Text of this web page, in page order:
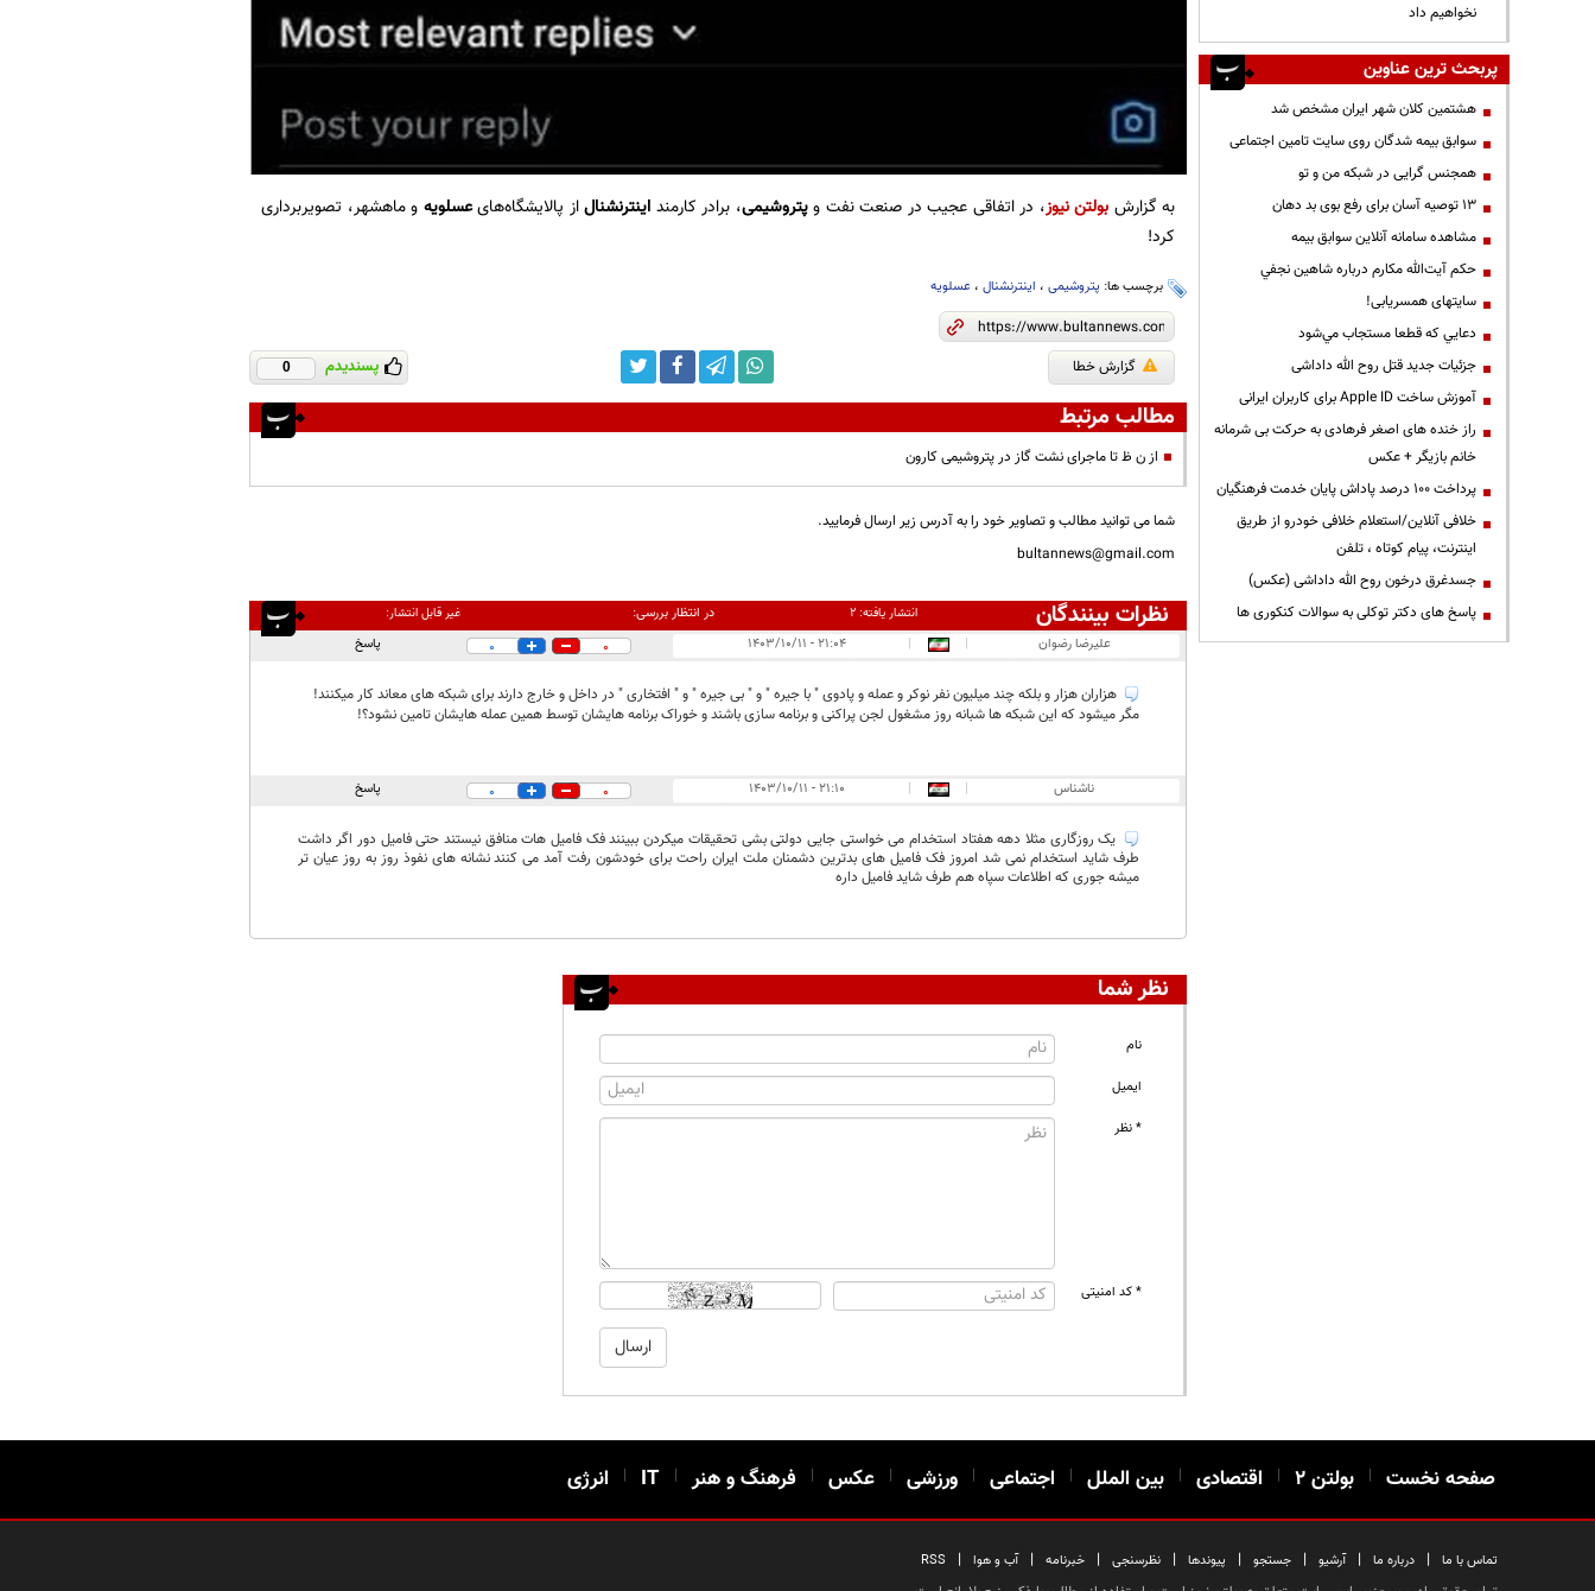
به گزارش بولتن نیوز، در اتفاقی عجیب در صنعت نفت وپتروشیمی، برادر کارمند اینترنشنالاز پالایشگاه‌هایعسلویه و ماهشهر، تصویربرداری
کرد!
برچسب ها: پتروشیمی، اینترنشنال، عسلویه
گزارش خطا پسندیدم 0
مطالب مرتبط
از ن ظ تا ماجرای نشت گاز در پتروشیمی کارون
شما می توانید مطالب و تصاویر خود را به آدرس زیر ارسال فرمایید.
bultannews@gmail.com
نظرات بینندگان انتشار یافته:۲ در انتظار بررسی: غیر قابل انتشار:
عليرضا رضوان |
| ۲۱:۰۴ - ۱۴۰۳/۱۰/۱۱ 0
0 پاسخ
هزاران هزار و بلکه چند میلیون نفر نوکر و عمله و پادوی " با جیره " و " بی جیره " و " افتخاری " در داخل و خارج دارند برای شبکه های معاند کار میکنند!
مگر میشود که این شبکه ها شبانه روز مشغول لجن پراکنی و برنامه سازی باشند و خوراک برنامه هایشان توسط همین عمله هایشان تامین نشود؟!
ناشناس |
| ۲۱:۱۰ - ۱۴۰۳/۱۰/۱۱ 0
0 پاسخ
یک روزگاری مثلا دهه هفتاد استخدام می خواستی جایی دولتی بشی تحقیقات میکردن ببینند فک فامیل هات منافق نیستند حتی فامیل دور اگر داشت
طرف شاید استخدام نمی شد امروز فک فامیل های بدترین دشمنان ملت ایران راحت برای خودشون رفت آمد می کنند نشانه های نفوذ روز به روز عیان تر
میشه جوری که اطلاعات سپاه هم طرف شاید فامیل داره
نظر شما
نام
ایمیل
* نظر
* کد امنیتی
نخواهیم داد
پربحث ترین عناوین
هشتمین کلان شهر ایران مشخص شد
سوابق بیمه شدگان روی سایت تامین اجتماعی
همجنس گرایی در شبکه من و تو
13 توصیه آسان برای رفع بوی بد دهان
مشاهده سامانه آنلاين سوابق بیمه
حكم آيت‌الله مكارم درباره شاهين نجفي
سایتهای همسریابی!
دعايي كه قطعا مستجاب مي‌شود
جزئیات جدید قتل روح الله داداشی
آموزش ساخت Apple ID برای کاربران ایرانی
راز خنده های اصغر فرهادی به حرکت بی شرمانه
خانم بازیگر + عکس
پرداخت ۱۰۰ درصد پاداش پایان خدمت فرهنگیان
خلافی آنلاین/استعلام خلافی خودرو از طریق
اینترنت، پیام کوتاه ، تلفن
جسدغرق درخون روح الله داداشی (عکس)
پاسخ های دکتر توکلی به سوالات کنکوری ها
صفحه نخست | بولتن ۲ | اقتصادی | بین الملل | اجتماعی | ورزشی | عکس | فرهنگ و هنر |
IT
| انرژی
تماس با ما | درباره ما | آرشیو | جستجو | پیوندها | نظرسنجی | خبرنامه | آب و هوا |
RSS